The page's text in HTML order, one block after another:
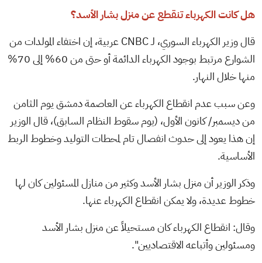
هل كانت الكهرباء تنقطع عن منزل بشار الأسد؟
قال وزير الكهرباء السوري، لـ CNBC عربية، إن اختفاء المولدات من
الشوارع مرتبط بوجود الكهرباء الدائمة أو حتى من 60% إلى 70%
منها خلال النهار.
وعن سبب عدم انقطاع الكهرباء عن العاصمة دمشق يوم الثامن
من ديسمبر/ كانون الأول، (يوم سقوط النظام السابق)، قال الوزير
إن هذا يعود إلى حدوث انفصال تام لمحطات التوليد وخطوط الربط
الأساسية.
وذكر الوزير أن منزل بشار الأسد وكثير من منازل المسئولين كان لها
خطوط عديدة، ولا يمكن انقطاع الكهرباء عنها.
وقال: انقطاع الكهرباء كان مستحيلاً عن منزل بشار الأسد
ومسئولين وأتباعه الاقتصاديين".